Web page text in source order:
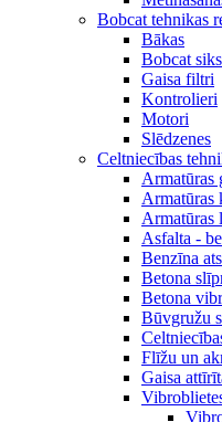
Bobcat tehnikas
Bākas
Bobcat
Gaisa filtri
Kontrolieri
Motori
Slēdzenes
Celtniecības
Armatūras
Armatūras
Armatūras
Asfalta -
Benzīna
Betona
Betona
Būvgružu
Flīžu un
Gaisa